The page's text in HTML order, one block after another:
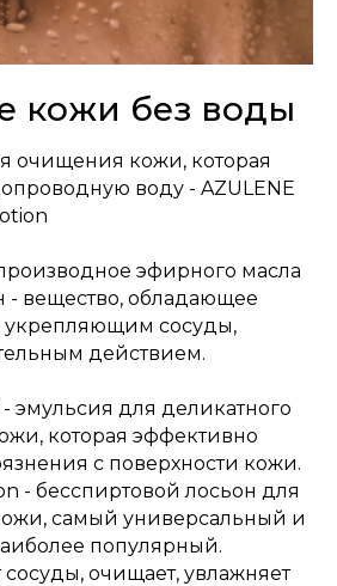
кожи без воды
очищения кожи, которая
воду - AZULENE
эфирного масла
- вещество, обладающее
сосуды,
действием.
эмульсия для деликатного
которая эффективно
с поверхности кожи.
- бесспиртовой лосьон для
самый универсальный и
популярный.
сосуды, очищает, увлажняет